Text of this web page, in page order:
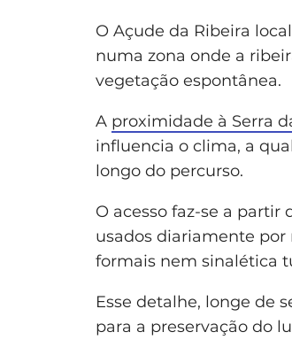
O Açude da Ribeira
numa zona onde a
vegetação espontânea.
A proximidade à Serra
influencia o clima, a
longo do percurso.
O acesso faz-se a
usados diariamente
formais nem sinalética
Esse detalhe, longe de
para a preservação do